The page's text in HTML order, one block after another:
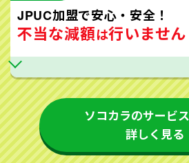
JPUC加盟で安心・安全！
不当な減額は行いません
ソコカラのサービ
詳しく見る